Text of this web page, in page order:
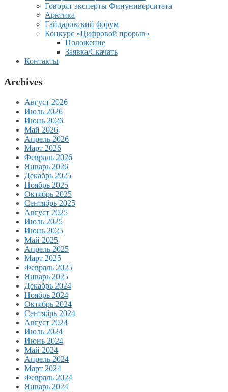
Говорят эксперты Финуниверситета
Арктика
Гайдаровский форум
Конкурс «Цифровой прорыв»
Положение
Заявка/Скачать
Контакты
Archives
Август 2026
Июль 2026
Июнь 2026
Май 2026
Апрель 2026
Март 2026
Февраль 2026
Январь 2026
Декабрь 2025
Ноябрь 2025
Октябрь 2025
Сентябрь 2025
Август 2025
Июль 2025
Июнь 2025
Май 2025
Апрель 2025
Март 2025
Февраль 2025
Январь 2025
Декабрь 2024
Ноябрь 2024
Октябрь 2024
Сентябрь 2024
Август 2024
Июль 2024
Июнь 2024
Май 2024
Апрель 2024
Март 2024
Февраль 2024
Январь 2024